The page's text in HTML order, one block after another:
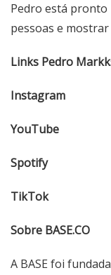
Pedro está pronto
pessoas e
Links Pedro
Instagram
YouTube
Spotify
TikTok
Sobre BASE.CO
A BASE foi